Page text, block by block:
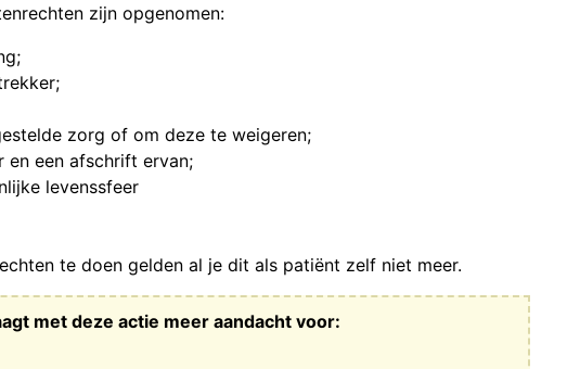
zijn opgenomen:
zorg of om deze te weigeren;
en een afschrift ervan;
levenssfeer
te doen gelden al je dit als patiënt zelf niet meer.
met deze actie meer aandacht voor: